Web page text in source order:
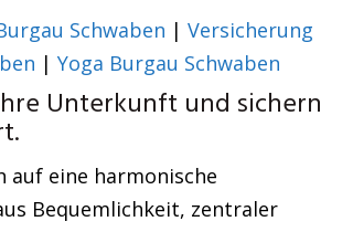
Schwaben | Versicherung
| Yoga Burgau Schwaben
Unterkunft und sichern
auf eine harmonische
Bequemlichkeit, zentraler